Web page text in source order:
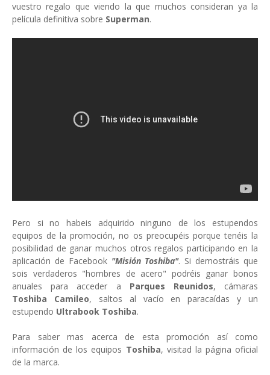
vuestro regalo que viendo la que muchos consideran ya la
película definitiva sobre Superman.
Pero si no habeis adquirido ninguno de los estupendos
equipos de la promoción, no os preocupéis porque tenéis la
posibilidad de ganar muchos otros regalos participando en la
aplicación de Facebook "Misión Toshiba". Si demostráis que
sois verdaderos "hombres de acero" podréis ganar bonos
anuales para acceder a Parques Reunidos, cámaras
Toshiba Camileo, saltos al vacío en paracaídas y un
estupendo Ultrabook Toshiba.
Para saber mas acerca de esta promoción así como
información de los equipos Toshiba, visitad la página oficial
de la marca.